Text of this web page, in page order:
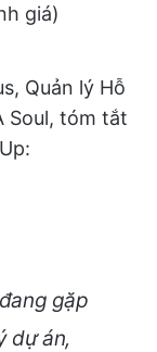
giá)
Quản lý Hỗ
Soul, tóm tắt
gặp
dự án,